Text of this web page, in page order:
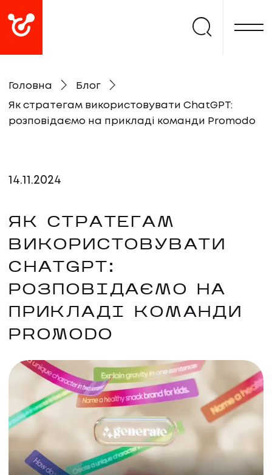
Головна Блог
Як стратегам використовувати ChatGPT:
розповідаємо на прикладі команди Promodo
14.11 .2024
ЯК СТРАТЕГАМ
ВИКОРИСТОВУВАТИ
CHATGPT:
РОЗПОВІДАЄМО НА
ПРИКЛАДІ КОМАНДИ
PROMODO